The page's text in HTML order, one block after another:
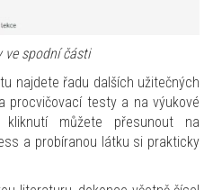
ve spodní části
najdete řadu dalších užitečných
procvičovací testy a na výukové
můžete přesunout na
a probíranou látku si prakticky